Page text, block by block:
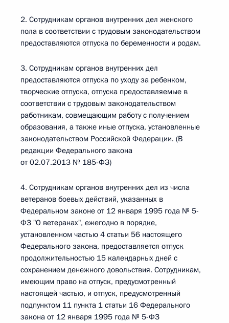
2. Сотрудникам органов внутренних дел женского
пола в соответствии с трудовым законодательством
предоставляются отпуска по беременности и родам.
3. Сотрудникам органов внутренних дел
предоставляются отпуска по уходу за ребенком,
творческие отпуска, отпуска предоставляемые в
соответствии с трудовым законодательством
работникам, совмещающим работу с получением
образования, а также иные отпуска, установленные
законодательством Российской Федерации. (В
редакции Федерального закона
от 02.07.2013 № 185-ФЗ)
4. Сотрудникам органов внутренних дел из числа
ветеранов боевых действий, указанных в
Федеральном законе от 12 января 1995 года № 5-
ФЗ "О ветеранах", ежегодно в порядке,
установленном частью 4 статьи 56 настоящего
Федерального закона, предоставляется отпуск
продолжительностью 15 календарных дней с
сохранением денежного довольствия. Сотрудникам,
имеющим право на отпуск, предусмотренный
настоящей частью, и отпуск, предусмотренный
подпунктом 11 пункта 1 статьи 16 Федерального
закона от 12 января 1995 года № 5-ФЗ